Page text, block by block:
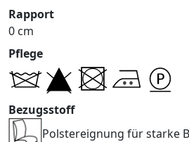
Rapport
0 cm
Pflege
Bezugsstoff
Polstereignung für starke